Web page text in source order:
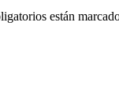
están